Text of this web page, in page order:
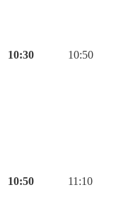
10:30 10:50
10:50 11:10